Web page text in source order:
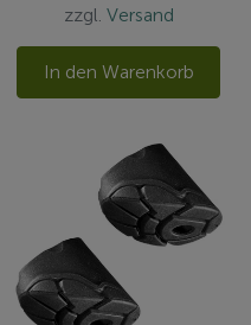
zzgl. Versand
In den Warenkorb